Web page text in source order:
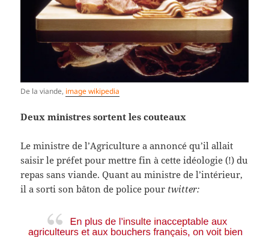
De la viande, image wikipedia
Deux ministres sortent les couteaux
Le ministre de l’Agriculture a annoncé qu’il allait
saisir le préfet pour mettre fin à cette idéologie (!) du
repas sans viande. Quant au ministre de l’intérieur,
il a sorti son bâton de police pour twitter: